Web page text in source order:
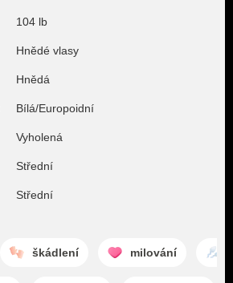
104 lb
Hnědé vlasy
Hnědá
Bílá/Europoidní
Vyholená
Střední
Střední
škádlení milování